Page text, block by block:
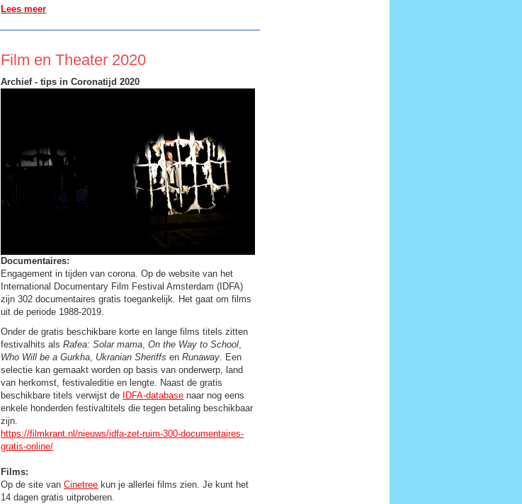
Lees meer
Film en Theater 2020
Archief - tips in Coronatijd 2020
Documentaires:
Engagement in tijden van corona. Op de website van het
International Documentary Film Festival Amsterdam (IDFA)
zijn 302 documentaires gratis toegankelijk. Het gaat om films
uit de periode 1988-2019.
Onder de gratis beschikbare korte en lange films titels zitten
festivalhits alsRafea: Solar mama ,On the Way to School
Who Will be a Gurkha Ukranian Sheriffs enRunaway . Een
selectie kan gemaakt worden op basis van onderwerp, land
van herkomst, festivaleditie en lengte. Naast de gratis
beschikbare titels verwijst de
IDFA-database naar nog eens
enkele honderden festivaltitels die tegen betaling beschikbaar
zijn.
https://filmkrant.nl/nieuws/idfa-zet-ruim-300-documentaires-
gratis-online/
Films:
Op de site vanCinetree kun je allerlei films zien. Je kunt het
14 dagen gratis uitproberen.